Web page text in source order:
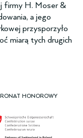
firmy H. Moser &
a jego
przysporzyło
miarą tych drugich
HONOROWY